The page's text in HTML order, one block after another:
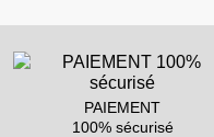
PAIEMENT
100% sécurisé